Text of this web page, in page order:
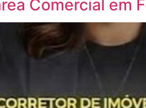
Comercial em